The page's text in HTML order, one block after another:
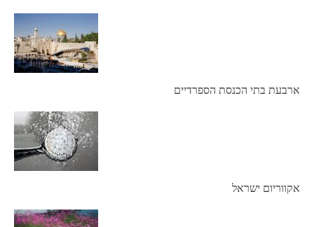
ארבעת בתי הכנסת הספרדיים
אקווריום ישראל